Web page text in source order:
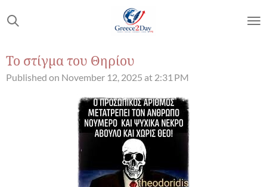
to
content
Το στίγμα του Θηρίου
Published on November 12, 2025 at 2:31 PM